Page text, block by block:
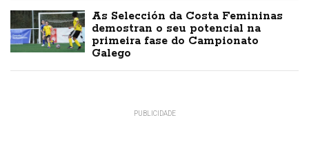
As Selección da Costa Femininas
demostran o seu potencial na
primeira fase do Campionato
Galego